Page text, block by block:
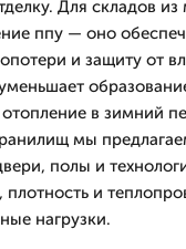
Для складов из
ппу — оно
и защиту от
в зимний
мы
полы и
и
нагрузки.